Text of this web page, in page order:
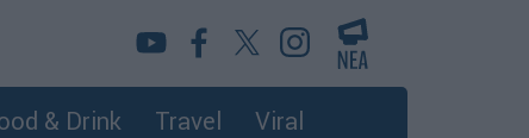
& Drink Travel Viral